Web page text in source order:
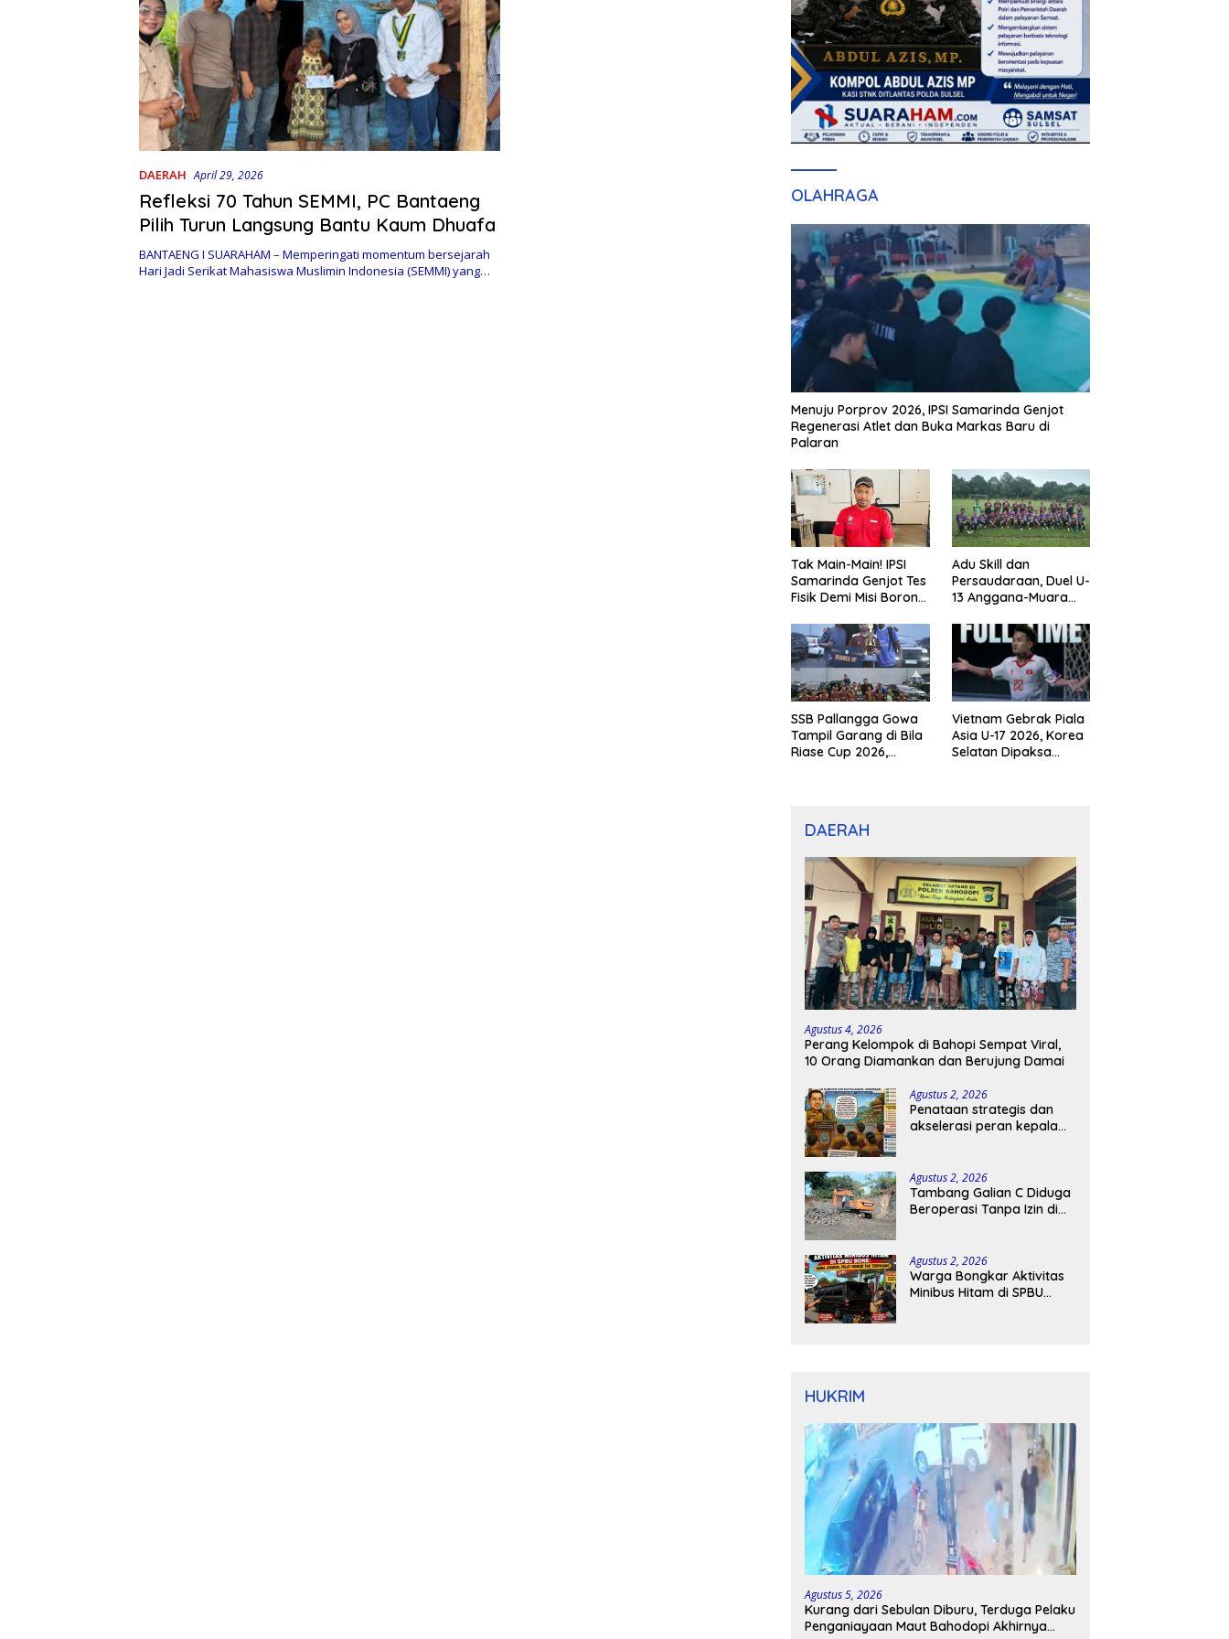
DAERAH April 29, 2026
Refleksi 70 Tahun SEMMI, PC Bantaeng
Pilih Turun Langsung Bantu Kaum Dhuafa
BANTAENG I SUARAHAM – Memperingati momentum bersejarah
Hari Jadi Serikat Mahasiswa Muslimin Indonesia (SEMMI) yang…
OLAHRAGA
Menuju Porprov 2026, IPSI Samarinda Genjot
Regenerasi Atlet dan Buka Markas Baru di
Palaran
Tak Main-Main! IPSI
Samarinda Genjot Tes
Fisik Demi Misi Borong
Kaltim 2026
Adu Skill dan
Persaudaraan, Duel U-
13 Anggana-Muara
Meriah
SSB Pallangga Gowa
Tampil Garang di Bila
Riase Cup 2026,
Vietnam Gebrak Piala
Asia U-17 2026, Korea
Selatan Dipaksa
DAERAH
Agustus 4, 2026
Perang Kelompok di Bahopi Sempat Viral,
10 Orang Diamankan dan Berujung Damai
Agustus 2, 2026
Penataan strategis dan
akselerasi peran kepala
Agustus 2, 2026
Tambang Galian C Diduga
Beroperasi Tanpa Izin di
Tangan
Agustus 2, 2026
Warga Bongkar Aktivitas
Minibus Hitam di SPBU
HUKRIM
Agustus 5, 2026
Kurang dari Sebulan Diburu, Terduga Pelaku
Penganiayaan Maut Bahodopi Akhirnya